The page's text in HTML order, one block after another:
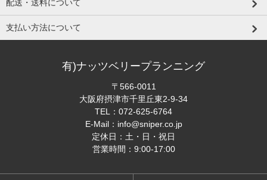
配送・送料について
支払い方法について
有)ナッツベリープランニング
〒566-0011
大阪府摂津市千里丘東2-9-34
TEL： 072-625-6764
E-Mail： info@sniper.co.jp
定休日：土・日・祝日
営業時間：9:00-17:00